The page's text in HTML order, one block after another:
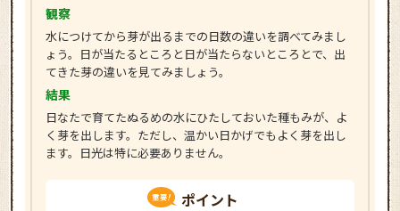
観察
水につけてから芽が出るまでの日数の違いを調べてみまし
ょう。日が当たるところと日が当たらないところとで、出
てきた芽の違いを見てみましょう。
結果
日なたで育てたぬるめの水にひたしておいた種もみが、よ
く芽を出します。ただし、温かい日かげでもよく芽を出し
ます。日光は特に必要ありません。
ポイント